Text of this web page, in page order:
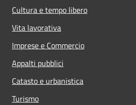
Cultura e tempo libero
Vita lavorativa
Imprese e Commercio
Appalti pubblici
Catasto e urbanistica
Turismo